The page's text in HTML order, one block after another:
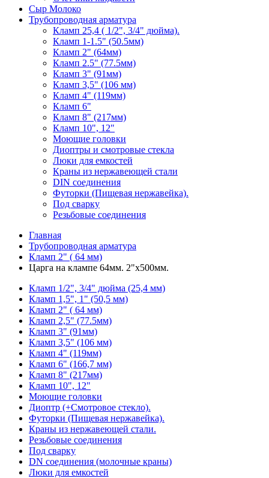
Сыр Молоко
Трубопроводная арматура
Кламп 25,4 ( 1/2", 3/4" дюйма).
Кламп 1-1.5" (50.5мм)
Кламп 2" (64мм)
Кламп 2.5" (77.5мм)
Кламп 3" (91мм)
Кламп 3,5" (106 мм)
Кламп 4" (119мм)
Кламп 6"
Кламп 8" (217мм)
Кламп 10", 12"
Моющие головки
Диоптры и смотровые стекла
Люки для емкостей
Краны из нержавеющей стали
DIN соединения
Футорки (Пищевая нержавейка).
Под сварку
Резьбовые соединения
Главная
Трубопроводная арматура
Кламп 2" ( 64 мм)
Царга на клампе 64мм. 2"х500мм.
Кламп 1/2", 3/4" дюйма (25,4 мм)
Кламп 1,5", 1" (50,5 мм)
Кламп 2" ( 64 мм)
Кламп 2,5" (77.5мм)
Кламп 3" (91мм)
Кламп 3,5" (106 мм)
Кламп 4" (119мм)
Кламп 6" (166,7 мм)
Кламп 8" (217мм)
Кламп 10", 12"
Моющие головки
Диоптр (+Смотровое стекло).
Футорки (Пищевая нержавейка).
Краны из нержавеющей стали.
Резьбовые соединения
Под сварку
DN соединения (молочные краны)
Люки для емкостей